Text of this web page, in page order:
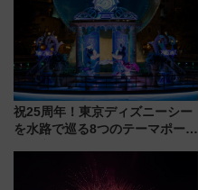
怖に泣き叫べ―
祝25周年！東京ディズニーシー
を水路で巡る8つのテーマポート